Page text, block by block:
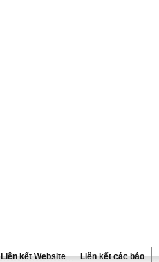
Liên kết Website Liên kết các báo